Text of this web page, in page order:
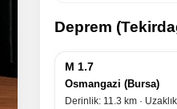
Deprem
M 1.7
Osmangazi (Bursa)
Derinlik: 11.3 km ·